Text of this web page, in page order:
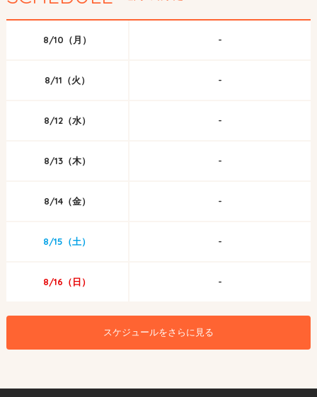
8/10（月） -
8/11（火） -
8/12（水） -
8/13（木） -
8/14（金） -
8/15（土） -
8/16（日） -
スケジュールをさらに見る